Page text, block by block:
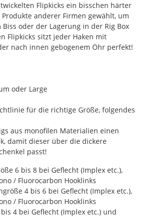
Flipkicks ein bisschen härter
anderer Firmen gewählt, um
oder der Lagerung in der Rig Box
Flipkicks sitzt jeder Haken mit
nach innen gebogenem Öhr perfekt!
oder Large
für die richtige Größe, folgendes
aus monofilen Materialien einen
damit dieser über die dickere
passt!
6 bis 8 bei Geflecht (Implex etc.),
/ Fluorocarbon Hooklinks
4 bis 6 bei Geflecht (Implex etc.),
/ Fluorocarbon Hooklinks
4 bei Geflecht (Implex etc.) und